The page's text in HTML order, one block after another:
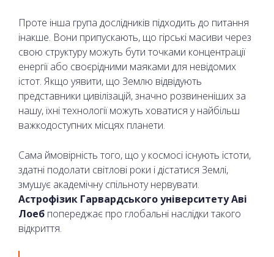
Проте інша група дослідників підходить до питання
інакше. Вони припускають, що гірські масиви через
свою структуру можуть бути точками концентрації
енергії або своєрідними маяками для невідомих
істот. Якщо уявити, що Землю відвідують
представники цивілізацій, значно розвиненіших за
нашу, їхні технології можуть ховатися у найбільш
важкодоступних місцях планети.
Сама ймовірність того, що у космосі існують істоти,
здатні подолати світлові роки і дістатися Землі,
змушує академічну спільноту нервувати.
Астрофізик Гарвардського університету Аві
Лоеб попереджає про глобальні наслідки такого
відкриття.